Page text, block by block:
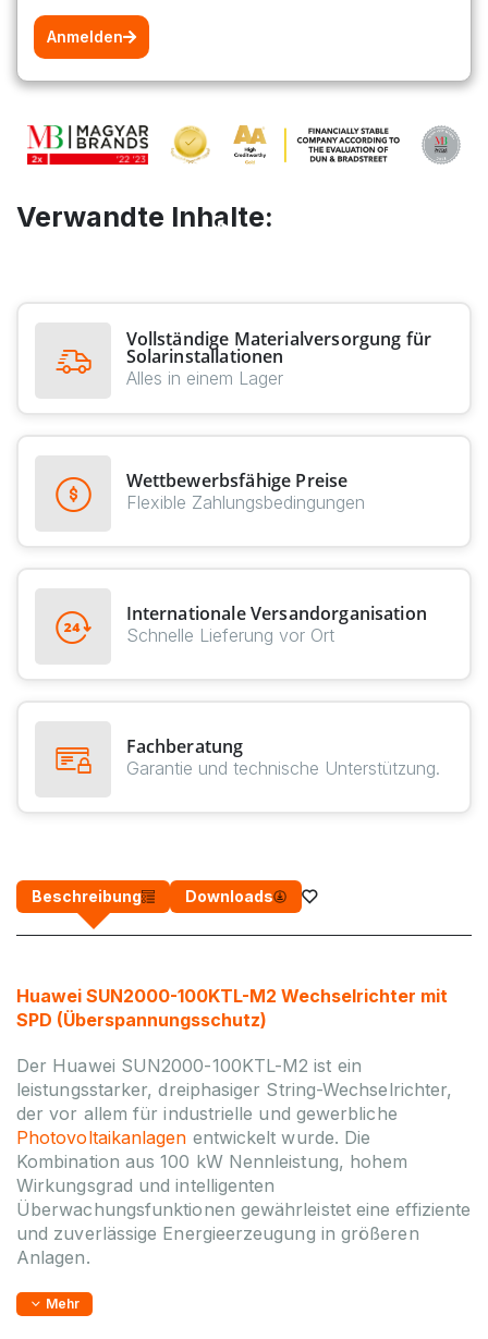
Anmelden
Verwandte Inhalte:
Vollständige Materialversorgung für
Solarinstallationen
Alles in einem Lager
Wettbewerbsfähige Preise
Flexible Zahlungsbedingungen
Internationale Versandorganisation
Schnelle Lieferung vor Ort
Fachberatung
Garantie und technische Unterstützung.
Beschreibung Downloads
Huawei SUN2000-100KTL-M2 Wechselrichter mit
SPD (Überspannungsschutz)
Der Huawei SUN2000-100KTL-M2 ist ein
leistungsstarker, dreiphasiger String-Wechselrichter,
der vor allem für industrielle und gewerbliche
Photovoltaikanlagen entwickelt wurde. Die
Kombination aus 100 kW Nennleistung, hohem
Wirkungsgrad und intelligenten
Überwachungsfunktionen gewährleistet eine effiziente
und zuverlässige Energieerzeugung in größeren
Anlagen.
Mehr